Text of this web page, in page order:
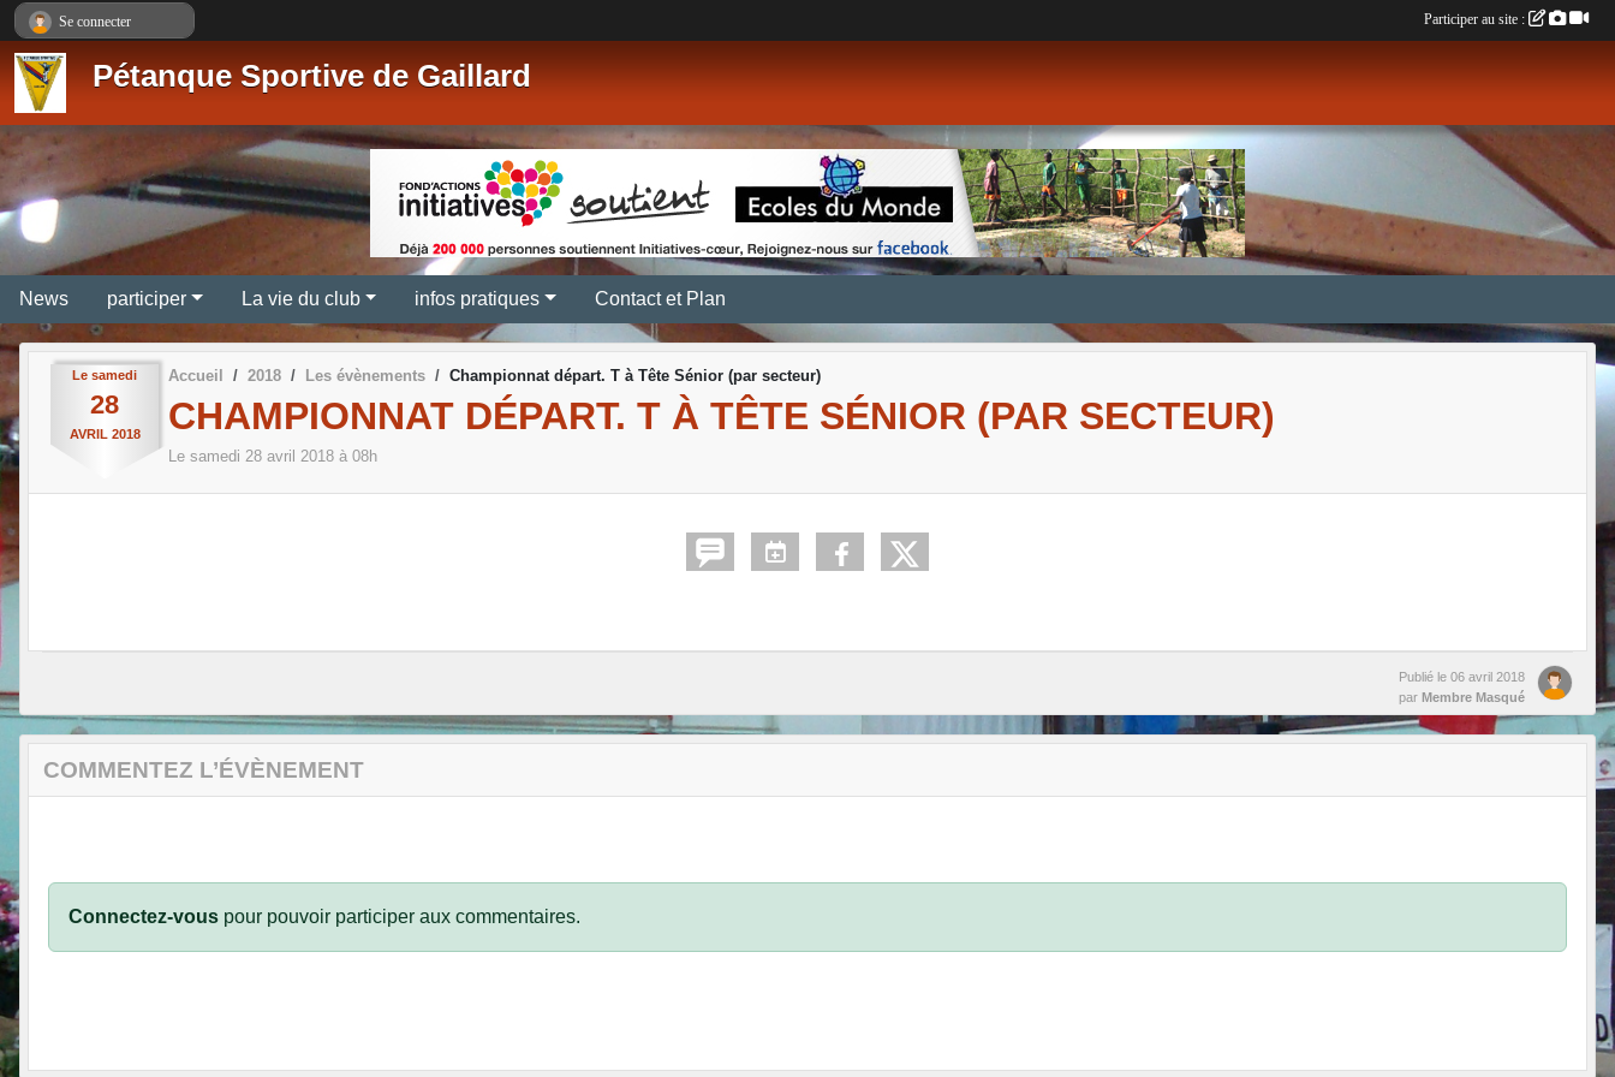
Pétanque Sportive de Gaillard
News participer La vie du club infos pratiques Contact et Plan
Le samedi
28
AVRIL 2018
Accueil 2018 Les évènements Championnat départ. T à Tête Sénior (par secteur)
CHAMPIONNAT DÉPART. T À TÊTE SÉNIOR (PAR SECTEUR)
Le samedi 28 avril 2018 à 08h
Publié le 06 avril 2018
par Membre Masqué
COMMENTEZ L’ÉVÈNEMENT
Connectez-vous pour pouvoir participer aux commentaires.
Se connecter Participer au site :
Panneau de gestion des cookies